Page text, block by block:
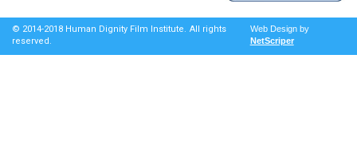
© 2014-2018 Human Dignity Film Institute. All rights
reserved.
Web Designby
NetScriper